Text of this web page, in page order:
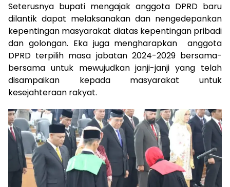
Seterusnya bupati mengajak anggota DPRD baru
dilantik dapat melaksanakan dan nengedepankan
kepentingan masyarakat diatas kepentingan pribadi
dan golongan. Eka juga mengharapkan anggota
DPRD terpilih masa jabatan 2024-2029 bersama-
bersama untuk mewujudkan janji-janji yang telah
disampaikan kepada masyarakat untuk
kesejahteraan rakyat.